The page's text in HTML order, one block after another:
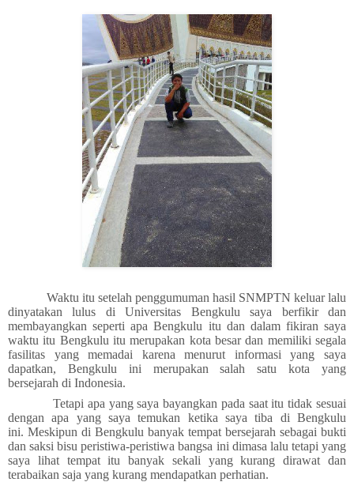
Waktu itu setelah penggumuman hasil SNMPTN keluar lalu
dinyatakan lulus di Universitas Bengkulu saya berfikir dan
membayangkan seperti apa Bengkulu itu dan dalam fikiran saya
waktu itu Bengkulu itu merupakan kota besar dan memiliki segala
fasilitas yang memadai karenamenurut informasi yang saya
dapatkan, Bengkulu ini merupakan salah satu kota yang
bersejarah di Indonesia.
Tetapi apa yang saya bayangkan pada saat itu tidak sesuai
dengan apa yang sayatemukan ketika saya tiba diBengkulu
ini. Meskipun di Bengkulu banyak tempat bersejarah sebagai bukti
dan saksi bisu peristiwa-peristiwa bangsa ini dimasa lalu tetapi yang
saya lihat tempat itu banyak sekali yang kurang dirawat dan
terabaikan saja yang kurang mendapatkan perhatian.